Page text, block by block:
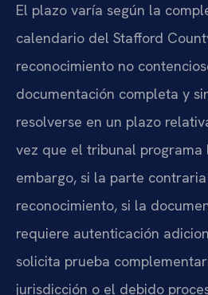
El plazo varía según la
calendario del Stafford
reconocimiento no
documentación completa y
resolverse en un plazo
vez que el tribunal programa
embargo, si la parte
reconocimiento, si la
requiere autenticación
solicita prueba
jurisdicción o el debido